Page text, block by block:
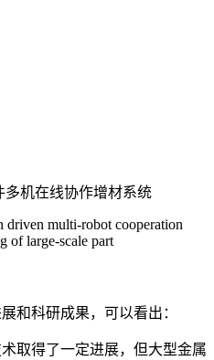
多机在线协作增材系统
multi-robot cooperation
of large-scale part
和科研成果，可以看出：
取得了一定进展，但大型金属